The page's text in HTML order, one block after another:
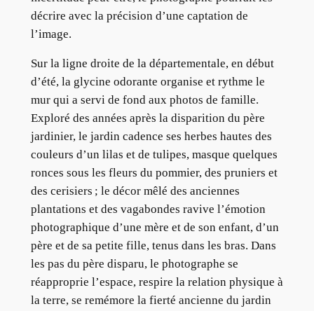
décrire avec la précision d’une captation de
l’image.
Sur la ligne droite de la départementale, en début
d’été, la glycine odorante organise et rythme le
mur qui a servi de fond aux photos de famille.
Exploré des années après la disparition du père
jardinier, le jardin cadence ses herbes hautes des
couleurs d’un lilas et de tulipes, masque quelques
ronces sous les fleurs du pommier, des pruniers et
des cerisiers ; le décor mêlé des anciennes
plantations et des vagabondes ravive l’émotion
photographique d’une mère et de son enfant, d’un
père et de sa petite fille, tenus dans les bras. Dans
les pas du père disparu, le photographe se
réapproprie l’espace, respire la relation physique à
la terre, se remémore la fierté ancienne du jardin